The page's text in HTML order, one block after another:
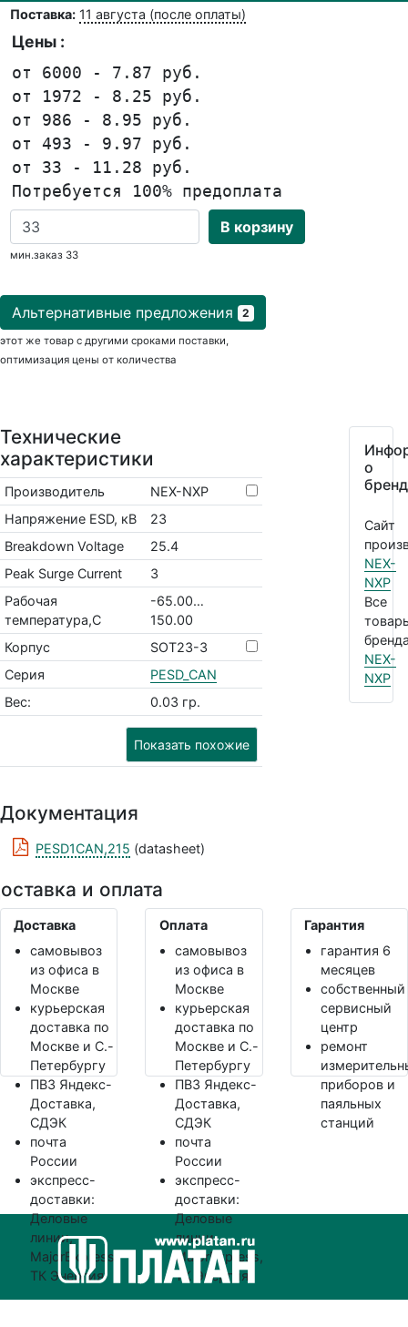
Поставка: 11 августа (после оплаты)
Цены :
от 6000 - 7.87 руб.
от 1972 - 8.25 руб.
от 986 - 8.95 руб.
от 493 - 9.97 руб.
от 33 - 11.28 руб.
Потребуется 100% предоплата
В корзину
мин.заказ 33
Альтернативные предложения 2
этот же товар с другими сроками поставки,
оптимизация цены от количества
Технические
характеристики
Производитель
NEX-NXP
Напряжение ESD, кВ
23
Breakdown Voltage
25.4
Peak Surge Current
3
Рабочая
температура,С
-65.00…
150.00
Корпус
SOT23-3
Серия
PESD_CAN
Вес:
0.03 гр.
Показать похожие
о
Сайт
NEX-
NXP
Все
NEX-
NXP
Документация
PESD1CAN,215 (datasheet)
и оплата
Доставка
самовывоз
из офиса в
Москве
курьерская
доставка по
Москве и С.-
Петербургу
ПВЗ Яндекс-
Доставка,
СДЭК
почта
России
экспресс-
доставки:
Деловые
линии,
MajorExpress,
ТК Энергия
Оплата
самовывоз
из офиса в
Москве
курьерская
доставка по
Москве и С.-
Петербургу
ПВЗ Яндекс-
Доставка,
СДЭК
почта
России
экспресс-
доставки:
Деловые
линии,
MajorExpress,
ТК Энергия
Гарантия
гарантия 6
месяцев
собственный
сервисный
центр
ремонт
приборов и
паяльных
станций